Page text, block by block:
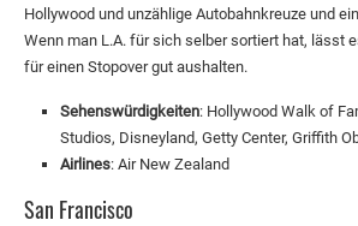
Hollywood und unzählige Autobahnkreuze und
Wenn man L.A. für sich selber sortiert hat, lässt
für einen Stopover gut aushalten.
Sehenswürdigkeiten: Hollywood Walk of
Studios, Disneyland, Getty Center, Griffith
Airlines: Air New Zealand
San Francisco